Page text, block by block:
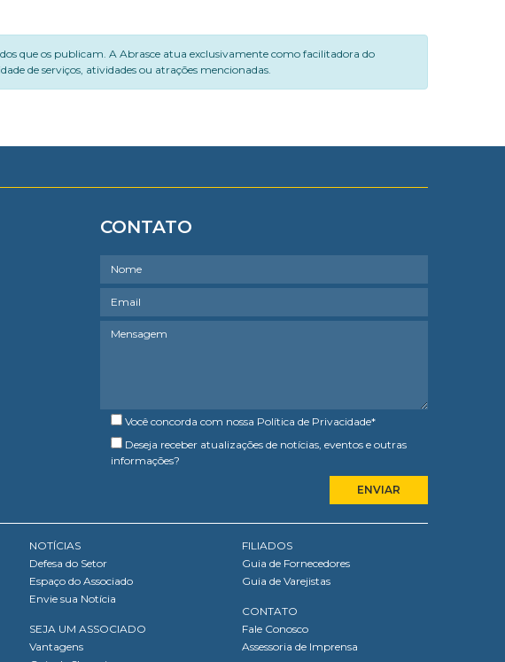
que os publicam. A Abrasce atua exclusivamente como facilitadora do
de serviços, atividades ou atrações mencionadas.
CONTATO
Você concorda com nossa Política de Privacidade*
Deseja receber atualizações de notícias, eventos e outras
informações?
NOTÍCIAS
Defesa do Setor
Espaço do Associado
Envie sua Notícia
SEJA UM ASSOCIADO
Vantagens
FILIADOS
Guia de Fornecedores
Guia de Varejistas
CONTATO
Fale Conosco
Assessoria de Imprensa